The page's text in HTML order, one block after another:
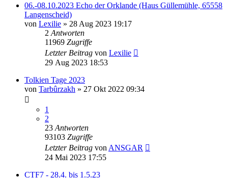
06.-08.10.2023 Echo der Orklande (Haus Güllemühle, 65558
Langenscheid)
von Lexilie » 28 Aug 2023 19:17
2 Antworten
11969 Zugriffe
Letzter Beitrag von Lexilie
29 Aug 2023 18:53
Tolkien Tage 2023
von Tarbûrzakh » 27 Okt 2022 09:34
1
2
23 Antworten
93103 Zugriffe
Letzter Beitrag von ANSGAR
24 Mai 2023 17:55
CTF7 - 28.4. bis 1.5.23